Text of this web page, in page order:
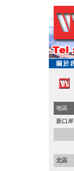
地區
新口岸
北區